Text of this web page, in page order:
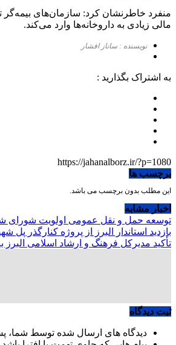
منفرد خاطرنشان کرد: سازمان‌های بیمه‌گر
مالی زیادی به داروخانه‌ها وارد می‌کند.
نویسنده : ساناز افشار
به اشتراک بگذارید :
https://jahanalborz.ir/?p=1080
برچسب ها
این مطلب بدون برچسب می باشد.
اخبار مشابه
توسعه حمل و نقل عمومی اولویت شورای
بازدید استاندار البرز از پروژه کنارگذر پل
تأکید مدیرکل فرهنگ و ارشاد اسلامی
ثبت دیدگاه
دیدگاه های ارسال شده توسط شما،